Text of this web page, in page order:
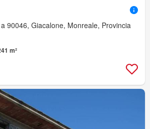
a 90046, Giacalone, Monreale, Provincia
m²